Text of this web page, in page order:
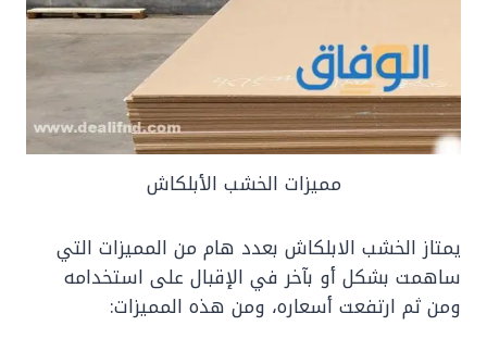
مميزات الخشب الأبلكاش
يمتاز الخشب الابلكاش بعدد هام من المميزات التي
ساهمت بشكل أو بآخر في الإقبال على استخدامه
ومن ثم ارتفعت أسعاره، ومن هذه المميزات: